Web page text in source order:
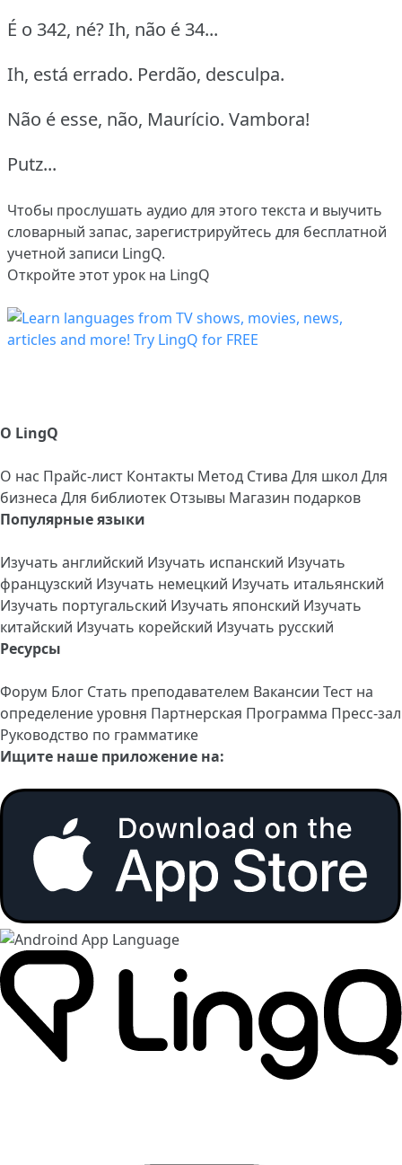
É o 342, né? Ih, não é 34...
Ih, está errado. Perdão, desculpa.
Não é esse, não, Maurício. Vambora!
Putz...
Чтобы прослушать аудио для этого текста и выучить
словарный запас, зарегистрируйтесь для бесплатной
учетной записи LingQ.
Откройте этот урок на LingQ
О LingQ
О нас Прайс-лист Контакты Метод Стива Для школ Для
бизнеса Для библиотек Отзывы Магазин подарков
Популярные языки
Изучать английский Изучать испанский Изучать
французский Изучать немецкий Изучать итальянский
Изучать португальский Изучать японский Изучать
китайский Изучать корейский Изучать русский
Ресурсы
Форум Блог Стать преподавателем Вакансии Тест на
определение уровня Партнерская Программа Пресс-зал
Руководство по грамматике
Ищите наше приложение на: